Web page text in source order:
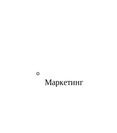
Маркетинг